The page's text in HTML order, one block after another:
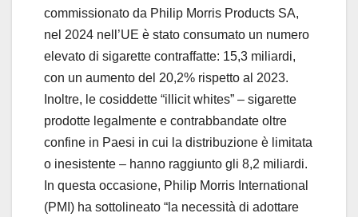
commissionato da Philip Morris Products SA,
nel 2024 nell’UE è stato consumato un numero
elevato di sigarette contraffatte: 15,3 miliardi,
con un aumento del 20,2% rispetto al 2023.
Inoltre, le cosiddette “illicit whites” – sigarette
prodotte legalmente e contrabbandate oltre
confine in Paesi in cui la distribuzione è limitata
o inesistente – hanno raggiunto gli 8,2 miliardi.
In questa occasione, Philip Morris International
(PMI) ha sottolineato “la necessità di adottare